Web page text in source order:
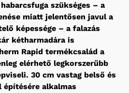
szükséges – a
miatt jelentősen javul a
képessége – a falazás
kétharmadára is
Rapid termékcsalád a
elérhető legkorszerűbb
30 cm vastag belső és
alkalmas